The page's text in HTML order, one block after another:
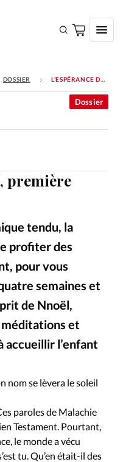
Culture
Aujourd'hui
Trait d'Ixène
DOSSIER L’ESPÉRANCE DE NOËL, PREMIÈRE SEMAINE DE L’AVENT
première
tendu, la
profiter des
pour vous
semaines et
de Nnoël,
méditations et
accueillir l’enfant
Dossier
nom se lèvera le soleil
paroles de Malachie
Testament. Pourtant,
le monde a vécu
tu. Qu’en était-il des